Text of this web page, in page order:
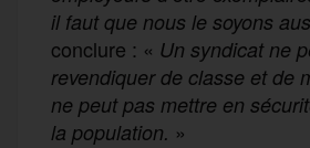
il faut que nous le soyons
conclure : « Un syndicat ne
revendiquer de classe et de
ne peut pas mettre en
la population. »